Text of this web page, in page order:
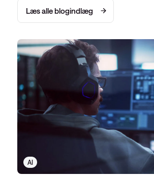
Læs alle blogindlæg
AI